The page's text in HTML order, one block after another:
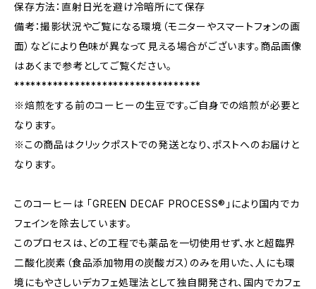
保存方法：直射日光を避け冷暗所にて保存
備考：撮影状況やご覧になる環境（モニターやスマートフォンの画
面）などにより色味が異なって見える場合がございます。商品画像
はあくまで参考としてご覧ください。
**********************************
※焙煎をする前のコーヒーの生豆です。ご自身での焙煎が必要と
なります。
※この商品はクリックポストでの発送となり、ポストへのお届けと
なります。
このコーヒーは 「GREEN DECAF PROCESS®」により国内でカ
フェインを除去しています。
このプロセスは、どの工程でも薬品を一切使用せず、水と超臨界
二酸化炭素（食品添加物用の炭酸ガス）のみを用いた、人にも環
境にもやさしいデカフェ処理法として独自開発され、国内でカフェ